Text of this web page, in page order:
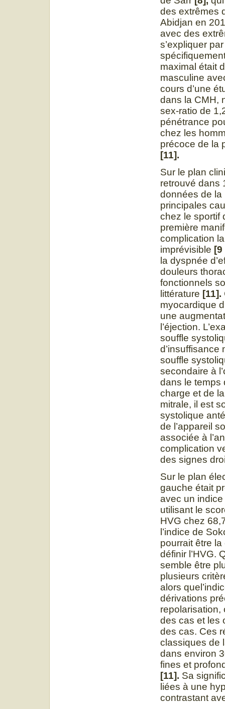
des extrêmes
Abidjan en
avec des
s’expliquer
maximal était
masculine
cours d’une
dans la CMH,
sex-ratio de
pénétrance
chez les
précoce de la
[11].
Sur le plan
retrouvé dans
données de la
principales
chez le sportif
première
complication
imprévisible
la dyspnée
douleurs
fonctionnels
littérature [11].
myocardique
une
l’éjection.
souffle
d’insuffisance
souffle
secondaire à
dans le temps
charge et de
mitrale, il est
systolique
de l’appareil
associée à
complication
des signes
Sur le plan
gauche était
avec un
utilisant le
HVG chez
l’indice de
pourrait être
définir l’HVG.
semble être
plusieurs
alors
dérivations
repolarisation,
des cas et les
des cas. Ces
classiques de
dans environ
fines et
[11]. Sa
liées à une
contrastant